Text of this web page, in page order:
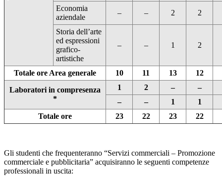
Economia
aziendale
– – 2 2
Storia dell’arte
ed espressioni
grafico-
artistiche
– – 1 2
Totale ore Area generale 10 11 13
12
Laboratori in compresenza
*
1 2 –
–
–
– 1
1
Totale ore
23 22 23 22
Gli studenti che frequenteranno “Servizi commerciali – Promozione
commerciale e pubblicitaria” acquisiranno le seguenti competenze
professionali in uscita: